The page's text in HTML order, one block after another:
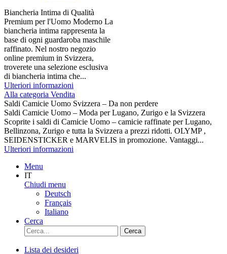
Biancheria Intima di Qualità
Premium per l'Uomo Moderno La
biancheria intima rappresenta la
base di ogni guardaroba maschile
raffinato. Nel nostro negozio
online premium in Svizzera,
troverete una selezione esclusiva
di biancheria intima che...
Ulteriori informazioni
Alla categoria Vendita
Saldi Camicie Uomo Svizzera – Da non perdere
Saldi Camicie Uomo – Moda per Lugano, Zurigo e la Svizzera
Scoprite i saldi di Camicie Uomo – camicie raffinate per Lugano,
Bellinzona, Zurigo e tutta la Svizzera a prezzi ridotti. OLYMP ,
SEIDENSTICKER e MARVELIS in promozione. Vantaggi...
Ulteriori informazioni
Menu
IT
Chiudi menu
Deutsch
Français
Italiano
Cerca
Cerca
Lista dei desideri